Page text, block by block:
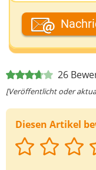
26
[Veröffentlicht oder
Diesen Artikel
Dein
Deine E-Mail-
möchtest)
Deine Nachricht